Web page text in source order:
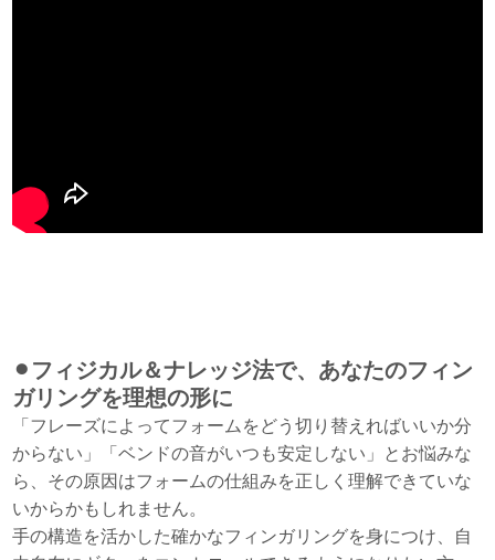
⚫︎ フィジカル＆ナレッジ法で、あなたのフィン
ガリングを理想の形に
「フレーズによってフォームをどう切り替えればいいか分
からない」「ベンドの音がいつも安定しない」とお悩みな
ら、その原因はフォームの仕組みを正しく理解できていな
いからかもしれません。
手の構造を活かした確かなフィンガリングを身につけ、自